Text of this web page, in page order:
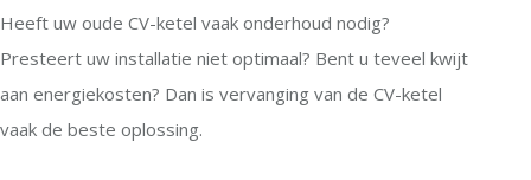
Heeft uw oude CV-ketel vaak onderhoud nodig?
Presteert uw installatie niet optimaal? Bent u teveel kwijt
aan energiekosten? Dan is vervanging van de CV-ketel
vaak de beste oplossing.